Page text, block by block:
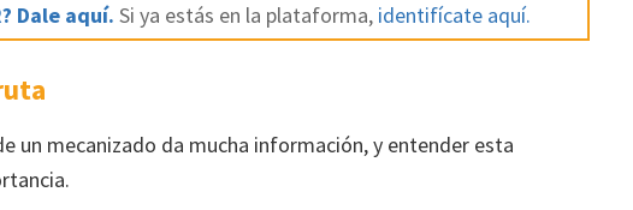
Dale aquí. Si ya estás en la plataforma, identifícate aquí.
un mecanizado da mucha información, y entender esta